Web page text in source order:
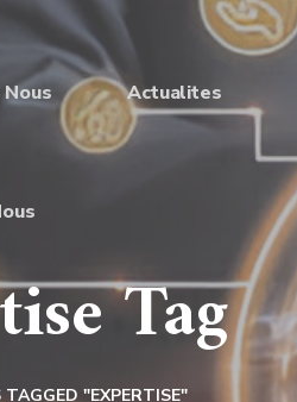
Nous Actualites
Tag
"EXPERTISE"